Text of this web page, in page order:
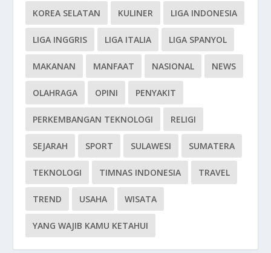
KOREA SELATAN KULINER LIGA INDONESIA
LIGA INGGRIS LIGA ITALIA LIGA SPANYOL
MAKANAN MANFAAT NASIONAL NEWS
OLAHRAGA OPINI PENYAKIT
PERKEMBANGAN TEKNOLOGI RELIGI
SEJARAH SPORT SULAWESI SUMATERA
TEKNOLOGI TIMNAS INDONESIA TRAVEL
TREND USAHA WISATA
YANG WAJIB KAMU KETAHUI